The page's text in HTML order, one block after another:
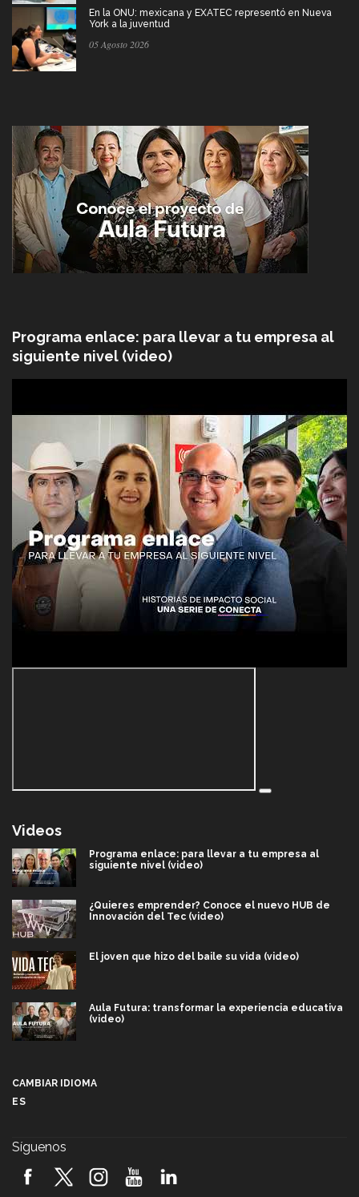
En la ONU: mexicana y EXATEC representó en Nueva
York a la juventud
05 Agosto 2026
Programa enlace: para llevar a tu empresa al
siguiente nivel (video)
Videos
Programa enlace: para llevar a tu empresa al
siguiente nivel (video)
¿Quieres emprender? Conoce el nuevo HUB de
Innovación del Tec (video)
El joven que hizo del baile su vida (video)
Aula Futura: transformar la experiencia educativa
(video)
2026! (video)
CAMBIAR IDIOMA
ES
Síguenos